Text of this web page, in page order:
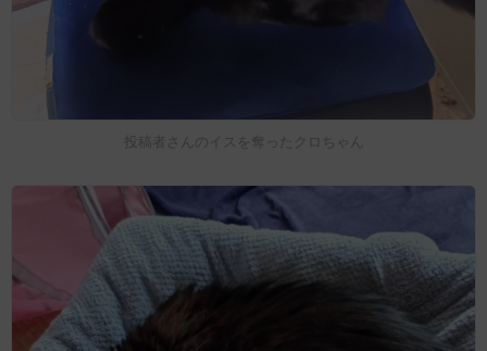
投稿者さんのイスを奪ったクロちゃん